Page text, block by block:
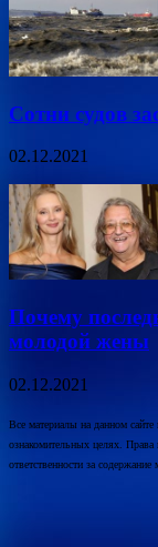
Сотни судов
02.12.2021
Почему
молодой жены
02.12.2021
Все материалы на данном
ознакомительных целях. Права
ответственности за содержание